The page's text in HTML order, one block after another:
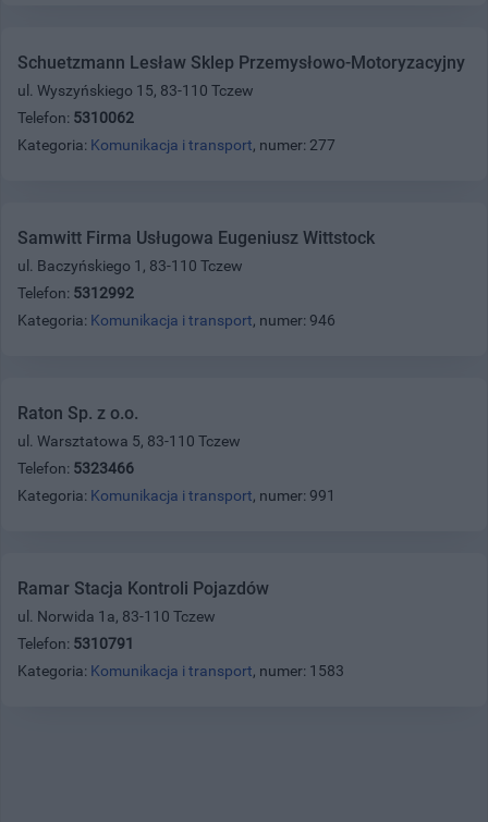
Schuetzmann Lesław Sklep Przemysłowo-Motoryzacyjny
ul. Wyszyńskiego 15, 83-110 Tczew
Telefon: 5310062
Kategoria: Komunikacja i transport, numer: 277
Samwitt Firma Usługowa Eugeniusz Wittstock
ul. Baczyńskiego 1, 83-110 Tczew
Telefon: 5312992
Kategoria: Komunikacja i transport, numer: 946
Raton Sp. z o.o.
ul. Warsztatowa 5, 83-110 Tczew
Telefon: 5323466
Kategoria: Komunikacja i transport, numer: 991
Ramar Stacja Kontroli Pojazdów
ul. Norwida 1a, 83-110 Tczew
Telefon: 5310791
Kategoria: Komunikacja i transport, numer: 1583